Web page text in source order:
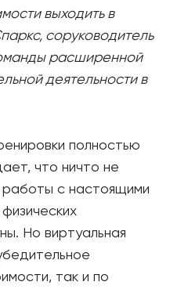
выходить в
соруководитель
расширенной
деятельности в
полностью
что ничто не
работы с настоящими
Но виртуальная
так и по